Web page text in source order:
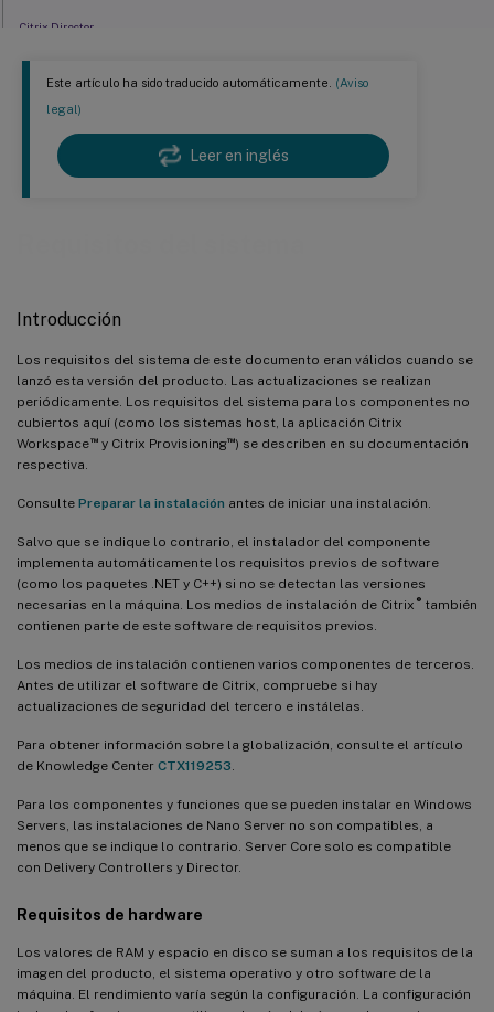
Este artículo ha sido traducido automáticamente. (Aviso
legal)
Leer en inglés
Introducción
Los requisitos del sistema de este documento eran válidos cuando se
lanzó esta versión del producto. Las actualizaciones se realizan
periódicamente. Los requisitos del sistema para los componentes no
cubiertos aquí (como los sistemas host, la aplicación Citrix
Workspace™y Citrix Provisioning™) se describen en su documentación
respectiva.
Consulte Preparar la instalación antes de iniciar una instalación.
Salvo que se indique lo contrario, el instalador del componente
implementa automáticamente los requisitos previos de software
(como los paquetes .NET y C++) si no se detectan las versiones
necesarias en la máquina. Los medios de instalación de Citrix ®también
contienen parte de este software de requisitos previos.
Los medios de instalación contienen varios componentes de terceros.
Antes de utilizar el software de Citrix, compruebe si hay
actualizaciones de seguridad del tercero e instálelas.
Para obtener información sobre la globalización, consulte el artículo
de Knowledge Center CTX119253
Para los componentes y funciones que se pueden instalar en Windows
Servers, las instalaciones de Nano Server no son compatibles, a
menos que se indique lo contrario. Server Core solo es compatible
con Delivery Controllers y Director.
Requisitos de hardware
Los valores de RAM y espacio en disco se suman a los requisitos de la
imagen del producto, el sistema operativo y otro software de la
máquina. El rendimiento varía según la configuración. La configuración
Citrix Director
Virtual Delivery Agent (VDA) para SO de sesión única
Niveles funcionales de Active Directory